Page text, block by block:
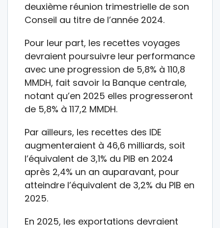
deuxième réunion trimestrielle de son
Conseil au titre de l’année 2024.
Pour leur part, les recettes voyages
devraient poursuivre leur performance
avec une progression de 5,8% à 110,8
MMDH, fait savoir la Banque centrale,
notant qu’en 2025 elles progresseront
de 5,8% à 117,2 MMDH.
Par ailleurs, les recettes des IDE
augmenteraient à 46,6 milliards, soit
l’équivalent de 3,1% du PIB en 2024
après 2,4% un an auparavant, pour
atteindre l’équivalent de 3,2% du PIB en
2025.
En 2025, les exportations devraient